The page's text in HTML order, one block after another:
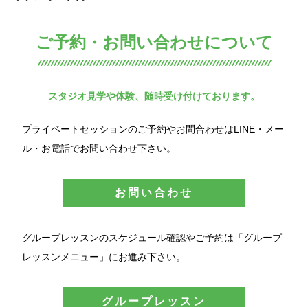
ご予約・お問い合わせについて
スタジオ見学や体験、随時受け付けております。
プライベートセッションのご予約やお問合わせはLINE・メー
ル・お電話でお問い合わせ下さい。
お問い合わせ
グループレッスンのスケジュール確認やご予約は「グループ
レッスンメニュー」にお進み下さい。
グループレッスン